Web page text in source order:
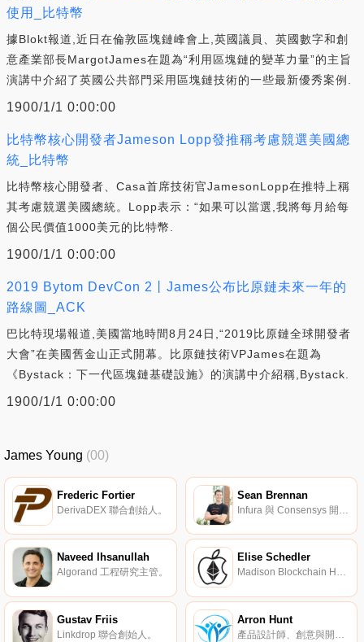
使用_比特幣
據Blokt報道,近日在倫敦區塊鏈峰會上,英國議員、英國數字和創
意產業部長MargotJames在題為“利用區塊鏈的變革力量”的主旨
演講中介紹了英國公共部門采用區塊鏈技術的一些最新優秀案例.
1900/1/1 0:00:00
比特幣核心開發者Jameson Lopp發推稱考慮競選美國總
統_比特幣
比特幣核心開發者、Casa首席技術官JamesonLopp在推特上稱
其考慮競選美國總統。Lopp表示：“如果可以當選,我將每月給每
個公民價值1000美元的比特幣.
1900/1/1 0:00:00
2019 Bytom DevCon 2丨James公布比原鏈未來一年的
路線圖_ACK
巴比特現場報道,美國當地時間8月24日,“2019比原鏈全球開發者
大會”在美國舊金山正式開幕。比原鏈技術VPJames在題為
《Bystack：下一代區塊鏈基礎設施》的演講中介紹稱,Bystack.
1900/1/1 0:00:00
James Young (00)
Frederic Fortier
DerivaDEX 聯合創始人。
Sean Brennan
Naveed Ihsanullah
Algorand 工程研究主管。
Elise Schedler
Madison Blockchain Hackathon 聯合創始人。
Gustav Friis
Linkdrop 聯合創始人。
Arron Hunt
產品設計師、創意與開發工程師。